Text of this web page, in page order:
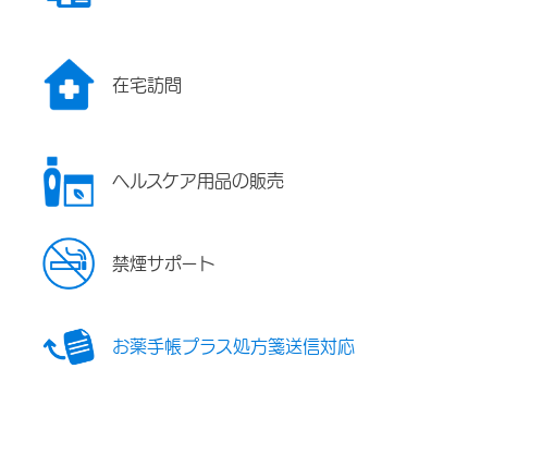
在宅訪問
ヘルスケア用品の販売
禁煙サポート
お薬手帳プラス処方箋送信対応